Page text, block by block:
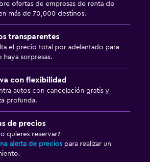
ofertas de empresas de renta de
más de 70,000 destinos.
transparentes
el precio total por adelantado para
haya sorpresas.
con flexibilidad
autos con cancelación gratis y
profunda.
de precios
quieres reservar?
alerta de precios para realizar un